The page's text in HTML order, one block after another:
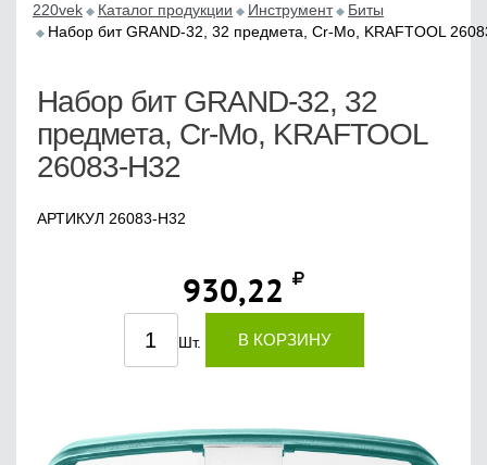
220vek Каталог продукции Инструмент
Биты
Набор бит GRAND-32, 32 предмета, Cr-Mo, KRAFTOOL
Набор бит GRAND-32, 32
предмета, Cr-Mo, KRAFTOOL
26083-H32
АРТИКУЛ 26083-H32
930,22
Шт. В КОРЗИНУ